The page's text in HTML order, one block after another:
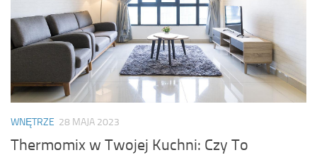
WNĘTRZE 28 MAJA 2023
Thermomix w Twojej Kuchni: Czy To